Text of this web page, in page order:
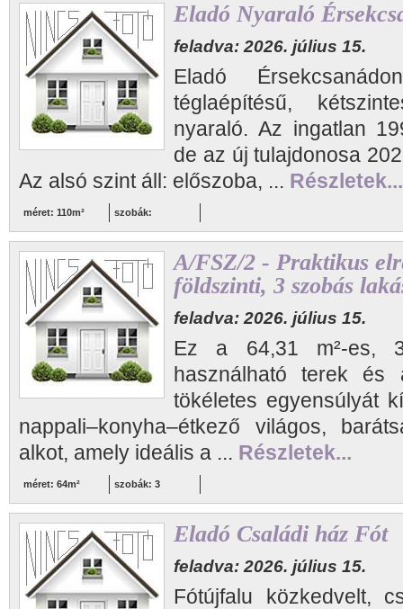
Eladó Nyaraló
feladva: 2026. július 15.
Eladó
téglaépítésű,
nyaraló. Az ingatlan
de az új tulajdonosa
Az alsó szint áll: előszoba, ... Részletek...
méret: 110m² szobák:
A/FSZ/2 - Praktikus
földszinti, 3 szobás
feladva: 2026. július 15.
Ez a 64,31 m²-es,
használható terek és
tökéletes egyensúlyát
nappali–konyha–étkező világos,
alkot, amely ideális a ... Részletek...
méret: 64m² szobák: 3
Eladó Családi ház Fót
feladva: 2026. július 15.
Fótújfalu közkedvelt,